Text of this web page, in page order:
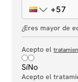
¿Eres mayor de
Acepto el
SíNo
Acepto el